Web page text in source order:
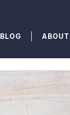
BLOG ABOUT